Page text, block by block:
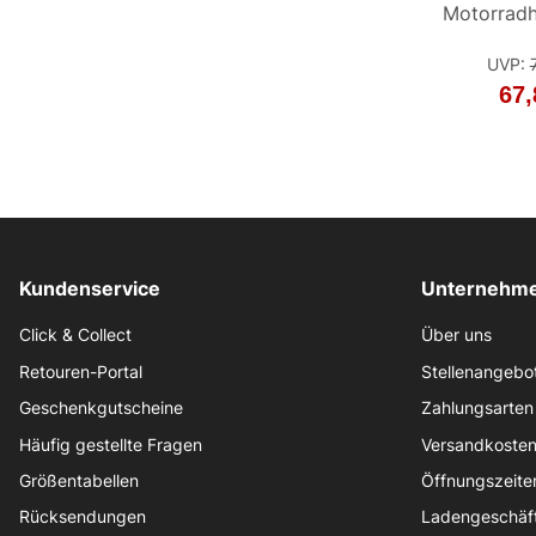
UVP:
Kundenservice
Click & Collect
Retouren-Portal
Geschenkgutscheine
Häufig gestellte Fragen
Größentabellen
Rücksendungen
Über uns
Zahlungsarten
Versandkosten